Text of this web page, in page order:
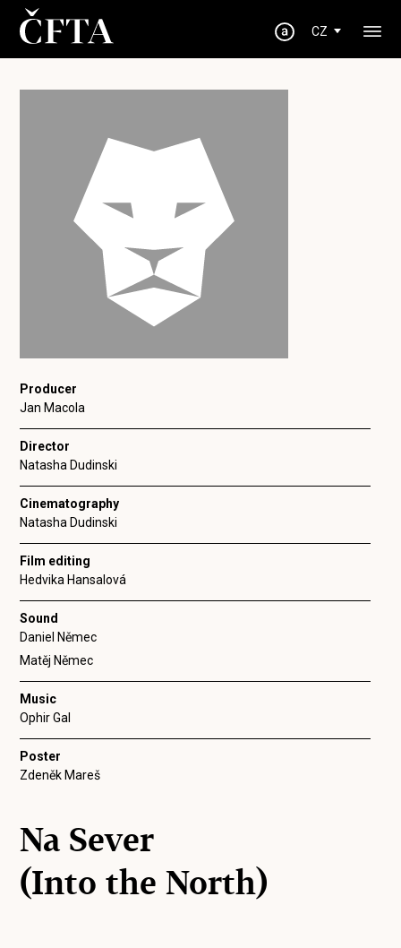
CZ
Producer
Jan Macola
Director
Natasha Dudinski
Cinematography
Natasha Dudinski
Film editing
Hedvika Hansalová
Sound
Daniel Němec
Matěj Němec
Music
Ophir Gal
Poster
Zdeněk Mareš
Na Sever
(Into the North)